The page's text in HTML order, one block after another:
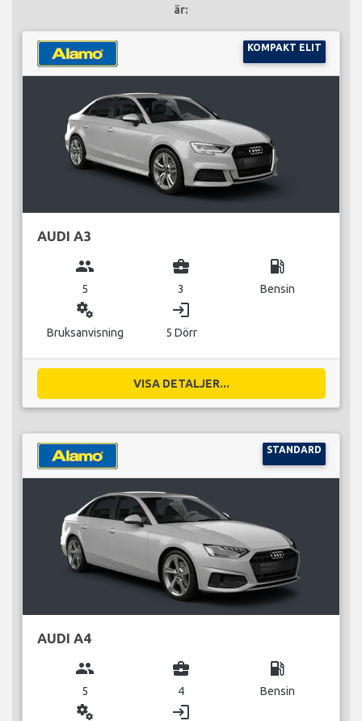
är:
KOMPAKT ELIT
AUDI A3
group
5
business_center
3
local_gas_station
Bensin
miscellaneous_services
Bruksanvisning
login
5 Dörr
VISA DETALJER...
STANDARD
AUDI A4
group
5
business_center
4
local_gas_station
Bensin
miscellaneous_services login